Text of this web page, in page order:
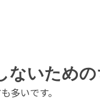
ないため
多いです。